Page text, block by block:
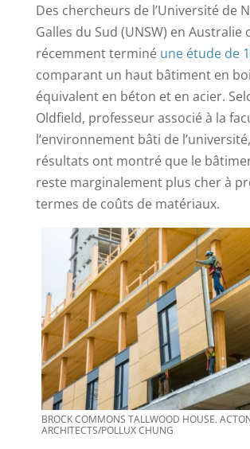
Des chercheurs de l’Université de
Galles du Sud (UNSW) en Australie
récemment terminé une étude de
comparant un haut bâtiment en
équivalent en béton et en acier.
Oldfield, professeur associé à la
l’environnement bâti de
résultats ont montré que le
reste marginalement plus cher à
termes de coûts de matériaux.
BROCK COMMONS TALLWOOD HOUSE.
ARCHITECTS/POLLUX CHUNG